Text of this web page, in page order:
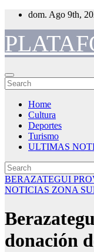
Skip
content
dom. Ago 9th,
Home
Cultura
Deportes
Turismo
ULTIMAS
BERAZATEGUI
NOTICIAS ZONA
donación